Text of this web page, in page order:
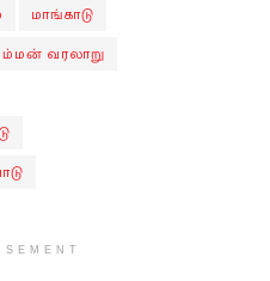
மாங்காடு
வரலாறு